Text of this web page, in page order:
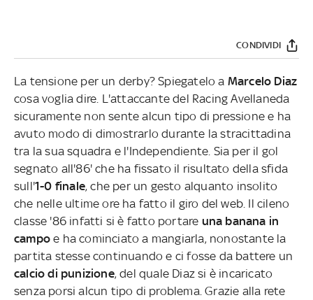
CONDIVIDI
La tensione per un derby? Spiegatelo a Marcelo Diaz
cosa voglia dire. L'attaccante del Racing Avellaneda
sicuramente non sente alcun tipo di pressione e ha
avuto modo di dimostrarlo durante la stracittadina
tra la sua squadra e l'Independiente. Sia per il gol
segnato all'86' che ha fissato il risultato della sfida
sull'1-0 finale, che per un gesto alquanto insolito
che nelle ultime ore ha fatto il giro del web. Il cileno
classe '86 infatti si è fatto portare una banana in
campo e ha cominciato a mangiarla, nonostante la
partita stesse continuando e ci fosse da battere un
calcio di punizione, del quale Diaz si è incaricato
senza porsi alcun tipo di problema. Grazie alla rete